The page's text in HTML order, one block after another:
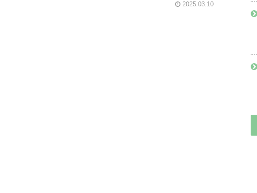
2025.03.10